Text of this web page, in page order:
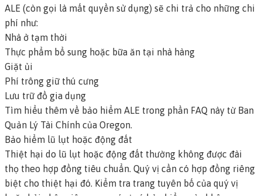
ALE (còn gọi là mất quyền sử dụng) sẽ chi trả cho những chi
phí như:
Nhà ở tạm thời
Thực phẩm bổ sung hoặc bữa ăn tại nhà hàng
Giặt ủi
Phí trông giữ thú cưng
Lưu trữ đồ gia dụng
Tìm hiểu thêm về bảo hiểm ALE trong phần FAQ này từ Ban
Quản Lý Tài Chính của Oregon.
Bảo hiểm lũ lụt hoặc động đất
Thiệt hại do lũ lụt hoặc động đất thường không được đài
thọ theo hợp đồng tiêu chuẩn. Quý vị cần có hợp đồng riêng
biệt cho thiệt hại đó. Kiểm tra trang tuyên bố của quý vị